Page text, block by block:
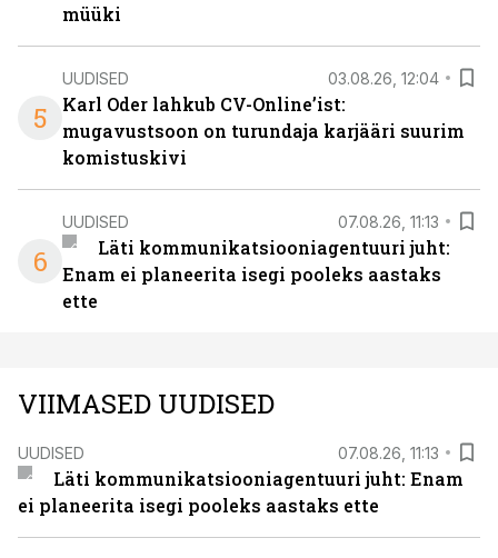
müüki
5
UUDISED 03.08.26, 12:04
Karl Oder lahkub CV-Online’ist:
mugavustsoon on turundaja karjääri suurim
komistuskivi
6
UUDISED 07.08.26, 11:13
Läti kommunikatsiooniagentuuri juht:
Enam ei planeerita isegi pooleks aastaks
ette
VIIMASED UUDISED
UUDISED 07.08.26, 11:13
Läti kommunikatsiooniagentuuri juht: Enam
ei planeerita isegi pooleks aastaks ette